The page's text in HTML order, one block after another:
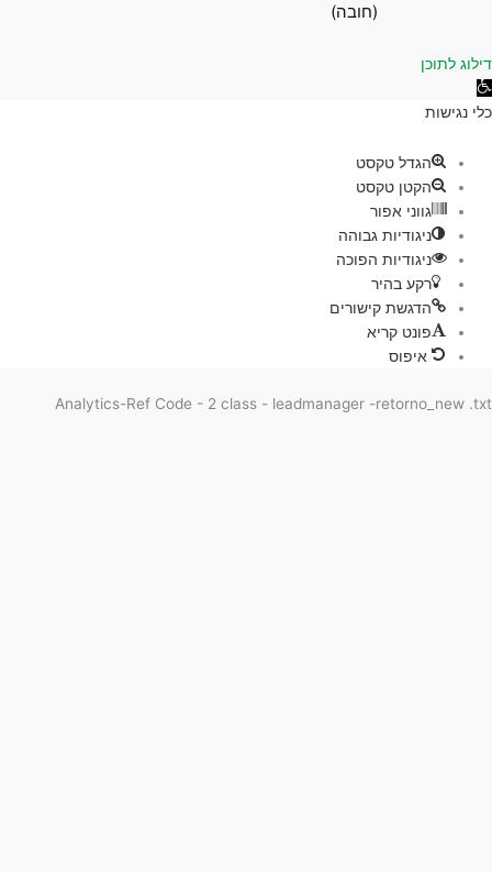
(חובה)
לתוכן
הגדל טקסט
הקטן טקסט
גווני אפור
ניגודיות גבוהה
ניגודיות הפוכה
רקע בהיר
הדגשת קישורים
פונט קריא
איפוס
Analytics-Ref Code - 2 class - leadmanager -